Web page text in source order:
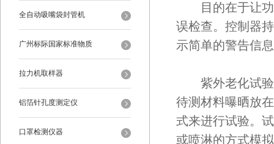
全自动吸嘴袋封管机
广州标际国家标准物质
拉力机取样器
铝箔针孔度测定仪
口罩检测仪器
目的在于让功
误检查。控制器
示简单的警告信
紫外老化试验
待测材料曝晒放
式来进行试验。
或喷淋的方式模